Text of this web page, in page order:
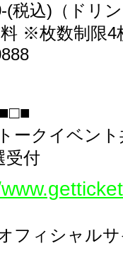
(税込)（ドリ
※枚数制限4
ークイベン
受付
フィシャル